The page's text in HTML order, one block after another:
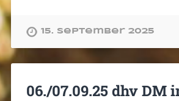
15. September 2025
06./07.09.25 dhv DM